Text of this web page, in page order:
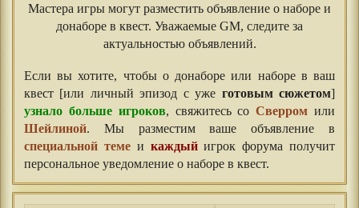
Мастера игры могут разместить объявление о наборе и
донаборе в квест. Уважаемые GM, следите за
актуальностью объявлений.
Если вы хотите, чтобы о донаборе или наборе в ваш
квест [или личный эпизод с уже готовым сюжетом]
узнало больше игроков, свяжитесь соСверром или
Шейлиной. Мы разместим ваше объявление в
специальной темеи каждыйигрок форума получит
персональное уведомление о наборе в квест.